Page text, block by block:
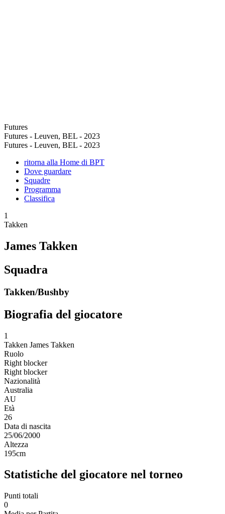
Futures
Futures - Leuven, BEL - 2023
Futures - Leuven, BEL - 2023
ritorna alla Home di BPT
Dove guardare
Squadre
Programma
Classifica
1
Takken
James Takken
Squadra
Takken/Bushby
Biografia del giocatore
1
Takken James Takken
Ruolo
Right blocker
Right blocker
Nazionalità
Australia
AU
Età
26
Data di nascita
25/06/2000
Altezza
195cm
Statistiche del giocatore nel torneo
Punti totali
0